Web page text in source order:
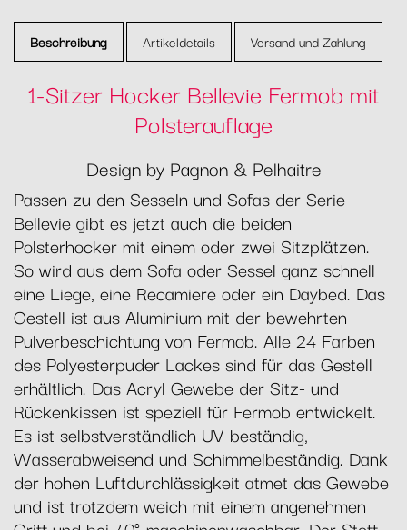
Beschreibung Artikeldetails Versand und Zahlung
1-Sitzer Hocker Bellevie Fermob mit
Polsterauflage
Design by Pagnon & Pelhaitre
Passen zu den Sesseln und Sofas der Serie
Bellevie gibt es jetzt auch die beiden
Polsterhocker mit einem oder zwei Sitzplätzen.
So wird aus dem Sofa oder Sessel ganz schnell
eine Liege, eine Recamiere oder ein Daybed. Das
Gestell ist aus Aluminium mit der bewehrten
Pulverbeschichtung von Fermob. Alle 24 Farben
des Polyesterpuder Lackes sind für das Gestell
erhältlich. Das Acryl Gewebe der Sitz- und
Rückenkissen ist speziell für Fermob entwickelt.
Es ist selbstverständlich UV-beständig,
Wasserabweisend und Schimmelbeständig. Dank
der hohen Luftdurchlässigkeit atmet das Gewebe
und ist trotzdem weich mit einem angenehmen